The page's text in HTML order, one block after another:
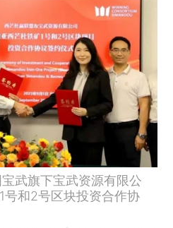
武旗下宝武资源有限公
号和2号区块投资合作协